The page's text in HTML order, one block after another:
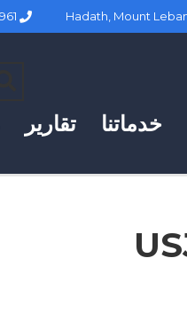
تقارير خدماتنا